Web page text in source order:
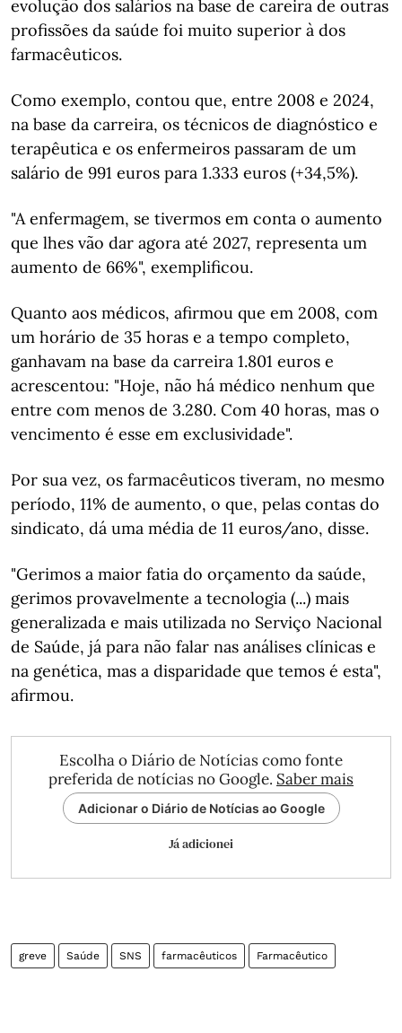
evolução dos salários na base de careira de outras
profissões da saúde foi muito superior à dos
farmacêuticos.
Como exemplo, contou que, entre 2008 e 2024,
na base da carreira, os técnicos de diagnóstico e
terapêutica e os enfermeiros passaram de um
salário de 991 euros para 1.333 euros (+34,5%).
"A enfermagem, se tivermos em conta o aumento
que lhes vão dar agora até 2027, representa um
aumento de 66%", exemplificou.
Quanto aos médicos, afirmou que em 2008, com
um horário de 35 horas e a tempo completo,
ganhavam na base da carreira 1.801 euros e
acrescentou: "Hoje, não há médico nenhum que
entre com menos de 3.280. Com 40 horas, mas o
vencimento é esse em exclusividade".
Por sua vez, os farmacêuticos tiveram, no mesmo
período, 11% de aumento, o que, pelas contas do
sindicato, dá uma média de 11 euros/ano, disse.
"Gerimos a maior fatia do orçamento da saúde,
gerimos provavelmente a tecnologia (...) mais
generalizada e mais utilizada no Serviço Nacional
de Saúde, já para não falar nas análises clínicas e
na genética, mas a disparidade que temos é esta",
afirmou.
Escolha o Diário de Notícias como fonte
preferida de notícias no Google. Saber mais
Adicionar o Diário de Notícias ao Google
Já adicionei
greve Saúde SNS farmacêuticos Farmacêutico